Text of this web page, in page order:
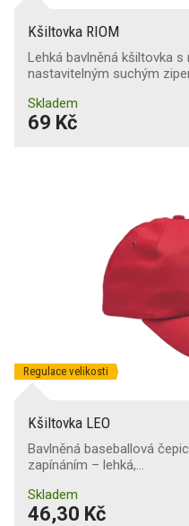
Kšiltovka RIOM
Lehká bavlněná kšiltovka s
nastavitelným suchým
Skladem
69 Kč
Regulace velikosti
Kšiltovka LEO
Bavlněná baseballová
zapínáním – lehká,…
Skladem
46,30 Kč